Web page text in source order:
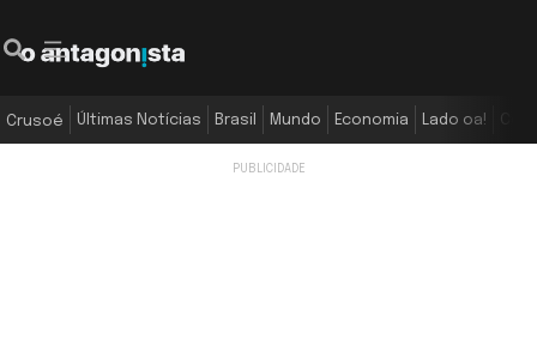
Crusoé Últimas Notícias Brasil Mundo Economia Lado oa!